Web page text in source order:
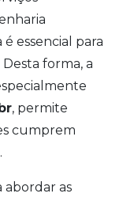
essencial para
forma, a
, permite
cumprem
as